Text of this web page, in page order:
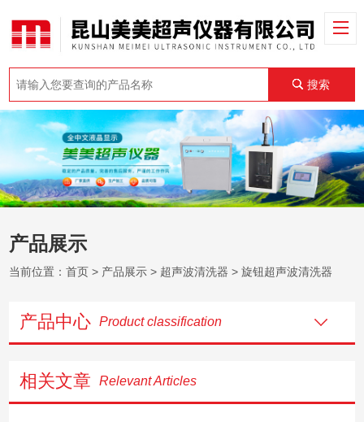
搜索
产品展示
当前位置：首页 > 产品展示 > 超声波清洗器 >旋钮超声波清洗器
产品中心 Product classification
相关文章 Relevant Articles